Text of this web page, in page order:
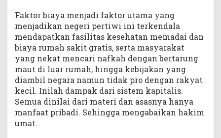
Faktor biaya menjadi faktor utama yang
menjadikan negeri pertiwi ini terkendala
mendapatkan fasilitas kesehatan memadai dan
biaya rumah sakit gratis, serta masyarakat
yang nekat mencari nafkah dengan bertarung
maut di luar rumah, hingga kebijakan yang
diambil negara namun tidak pro dengan rakyat
kecil. Inilah dampak dari sistem kapitalis.
Semua dinilai dari materi dan asasnya hanya
manfaat pribadi. Sehingga mengabaikan hakim
umat.